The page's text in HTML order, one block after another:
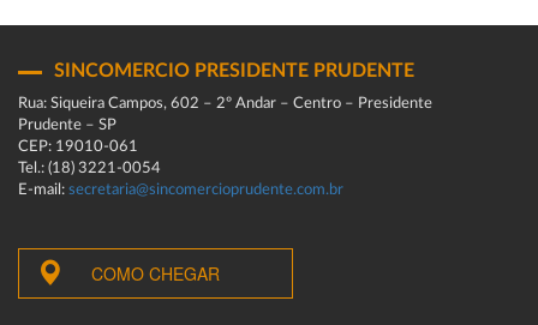
SINCOMERCIO PRESIDENTE PRUDENTE
Rua: Siqueira Campos, 602 – 2º Andar – Centro – Presidente
Prudente – SP
CEP: 19010-061
Tel.: (18) 3221-0054
E-mail: secretaria@sincomercioprudente.com.br
COMO CHEGAR